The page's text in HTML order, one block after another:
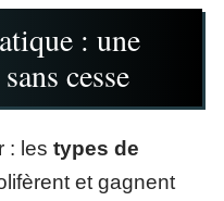
: une
cesse
: les types de
et gagnent